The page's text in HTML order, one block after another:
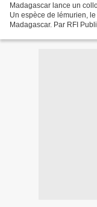
Madagascar lance un
Un espèce de lémurien,
Madagascar. Par RFI